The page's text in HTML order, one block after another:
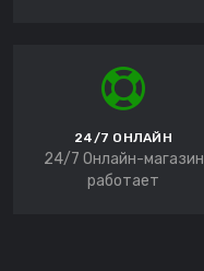
24/7 ОНЛАЙН
24/7 Онлайн-магазин
работает